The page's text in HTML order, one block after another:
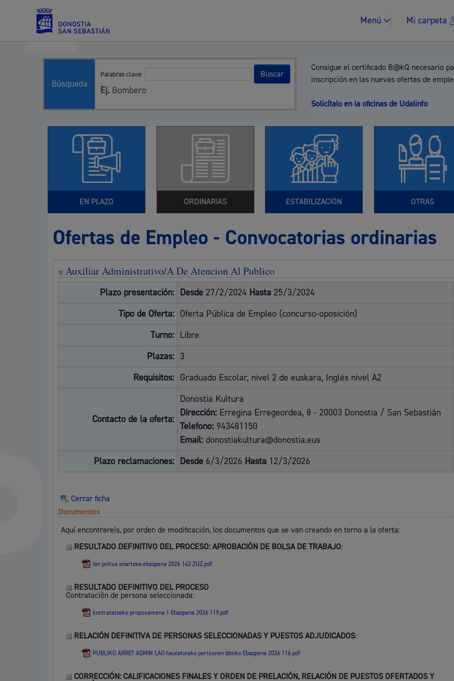
Menú Mi carpeta
Servicios
Servicios sociales Vivienda y
Movilidad Espacio público,
Deporte
Búsqueda
Palabras clave:
Ej. Bombero
Consigue el certificado B@kQ necesario
inscripción en las nuevas ofertas de
Solicítalo en la oficinas de Udalinfo
EN PLAZO ORDINARIAS ESTABILIZACIÓN OTRAS
Ofertas de Empleo - Convocatorias ordinarias
Auxiliar Administrativo/A De Atencion Al Publico
Plazo presentación: Desde 27/2/2024 Hasta 25/3/2024
Tipo de Oferta: Oferta Pública de Empleo (concurso-oposición)
Turno: Libre
Plazas: 3
Requisitos: Graduado Escolar, nivel 2 de euskara, Inglés nivel A2
Contacto de la oferta:
Donostia Kultura
Dirección: Erregina Erregeordea, 8 - 20003 Donostia / San Sebastián
Telefono: 943481150
Email: donostiakultura@donostia.eus
Plazo reclamaciones: Desde 6/3/2026 Hasta 12/3/2026
Cerrar ficha
Documentos
Aquí encontrareís, por orden de modificación, los documentos que se van creando en torno a la oferta:
RESULTADO DEFINITIVO DEL PROCESO: APROBACIÓN DE BOLSA DE TRABAJO:
lan poltsa onartzea ebazpena 2026 142 ZUZ.pdf
RESULTADO DEFINITIVO DEL PROCESO
Contratación de persona seleccionada:
kontratatzeko proposamena 1 Ebazpena 2026 119.pdf
RELACIÓN DEFINITIVA DE PERSONAS SELECCIONADAS Y PUESTOS ADJUDICADOS:
PUBLIKO ARRET ADMIN LAG hautatutako pertsonen bbtiko Ebazpena 2026 116.pdf
CORRECCIÓN: CALIFICACIONES FINALES Y ORDEN DE PRELACIÓN, RELACIÓN DE PUESTOS OFERTADOS Y